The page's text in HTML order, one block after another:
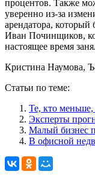
процентов. Также
уверенно из-за
арендатора, который
Иван Починщиков,
настоящее время
Кристина Наумова,
Статьи по теме:
Те, кто меньше,
Эксперты
Малый бизнес
В офисной